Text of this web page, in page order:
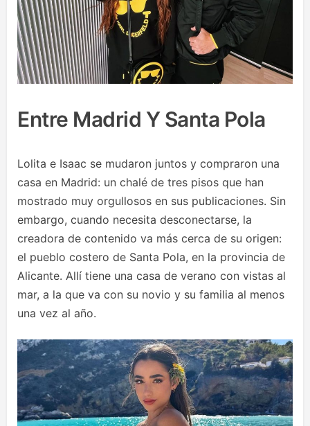
Entre Madrid Y Santa Pola
Lolita e Isaac se mudaron juntos y compraron una
casa en Madrid: un chalé de tres pisos que han
mostrado muy orgullosos en sus publicaciones. Sin
embargo, cuando necesita desconectarse, la
creadora de contenido va más cerca de su origen:
el pueblo costero de Santa Pola, en la provincia de
Alicante. Allí tiene una casa de verano con vistas al
mar, a la que va con su novio y su familia al menos
una vez al año.